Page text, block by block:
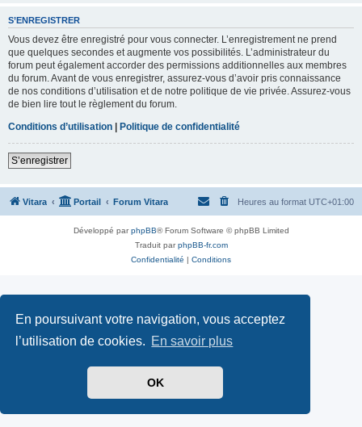
En poursuivant votre navigation, vous acceptez
l’utilisation de cookies. En savoir plus
OK
S’ENREGISTRER
Vous devez être enregistré pour vous connecter. L’enregistrement ne prend
que quelques secondes et augmente vos possibilités. L’administrateur du
forum peut également accorder des permissions additionnelles aux membres
du forum. Avant de vous enregistrer, assurez-vous d’avoir pris connaissance
de nos conditions d’utilisation et de notre politique de vie privée. Assurez-vous
de bien lire tout le règlement du forum.
Conditions d’utilisation | Politique de confidentialité
S’enregistrer
Vitara Portail Forum Vitara Heures au format UTC+01:00
Développé parphpBB® Forum Software © phpBB Limited
Traduit parphpBB-fr.com
Confidentialité | Conditions